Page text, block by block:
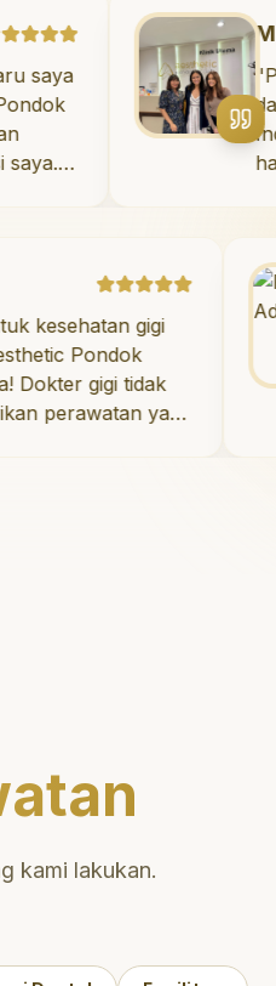
baru saya
Pondok
dan
saya.
gigi
tidak
yang
kami lakukan.